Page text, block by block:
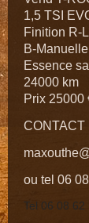
1,5 TSI
Finition R-
B-Manuelle
Essence
24000 km
Prix 25000
CONTACT
ou tel 06
Tel 06 08 62